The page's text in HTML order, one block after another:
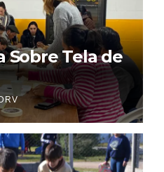
Sobre Tela de